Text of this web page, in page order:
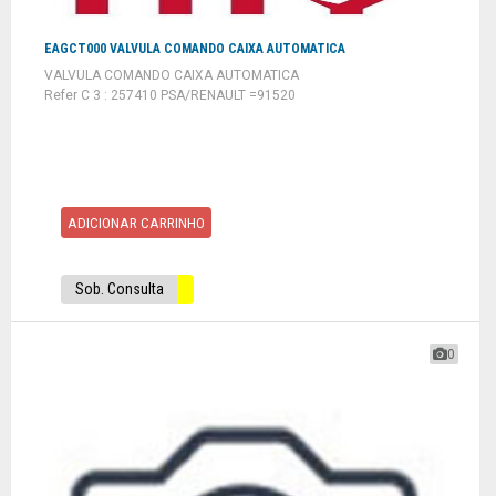
EAGCT000 VALVULA COMANDO CAIXA AUTOMATICA
VALVULA COMANDO CAIXA AUTOMATICA
Refer C 3 : 257410 PSA/RENAULT =91520
ADICIONAR CARRINHO
Sob. Consulta
0